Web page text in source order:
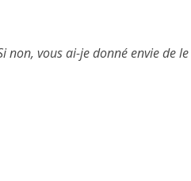
non, vous ai-je donné envie de